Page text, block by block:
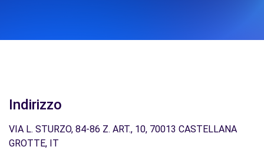
Indirizzo
VIA L. STURZO, 84-86 Z. ART., 10, 70013 CASTELLANA
GROTTE, IT